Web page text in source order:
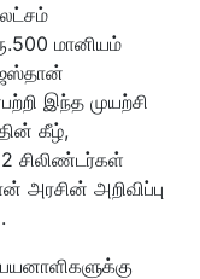
மானியம்
இந்த முயற்சி
கீழ்,
சிலிண்டர்கள்
அரசின் அறிவிப்பு